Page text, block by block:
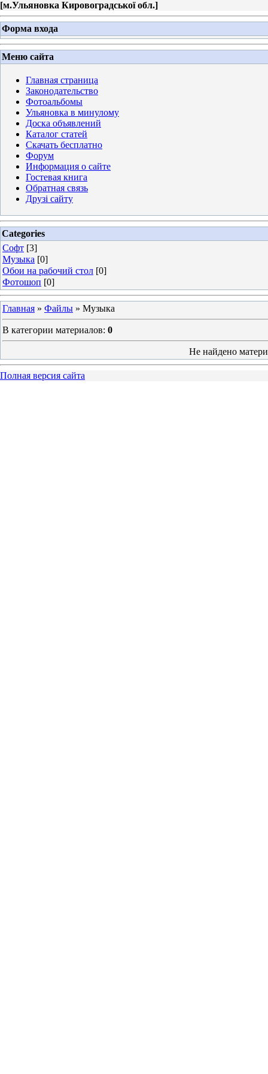
[м.Ульяновка Кировоградської обл.]
Форма входа
Меню сайта
Главная страница
Законодательство
Фотоальбомы
Ульяновка в минулому
Доска объявлений
Каталог статей
Скачать бесплатно
Форум
Информация о сайте
Гостевая книга
Обратная связь
Друзі сайту
Categories
Софт [3]
Музыка [0]
Обои на рабочий стол [0]
Фотошоп [0]
Главная » Файлы » Музыка
В категории материалов: 0
Не найдено
Полная версия сайта